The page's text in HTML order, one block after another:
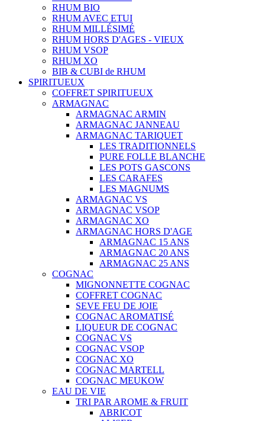
RHUM BIO
RHUM AVEC ETUI
RHUM MILLÉSIMÉ
RHUM HORS D'AGES - VIEUX
RHUM VSOP
RHUM XO
BIB & CUBI de RHUM
SPIRITUEUX
COFFRET SPIRITUEUX
ARMAGNAC
ARMAGNAC ARMIN
ARMAGNAC JANNEAU
ARMAGNAC TARIQUET
LES TRADITIONNELS
PURE FOLLE BLANCHE
LES POTS GASCONS
LES CARAFES
LES MAGNUMS
ARMAGNAC VS
ARMAGNAC VSOP
ARMAGNAC XO
ARMAGNAC HORS D'AGE
ARMAGNAC 15 ANS
ARMAGNAC 20 ANS
ARMAGNAC 25 ANS
COGNAC
MIGNONNETTE COGNAC
COFFRET COGNAC
SEVE FEU DE JOIE
COGNAC AROMATISÉ
LIQUEUR DE COGNAC
COGNAC VS
COGNAC VSOP
COGNAC XO
COGNAC MARTELL
COGNAC MEUKOW
EAU DE VIE
TRI PAR AROME & FRUIT
ABRICOT